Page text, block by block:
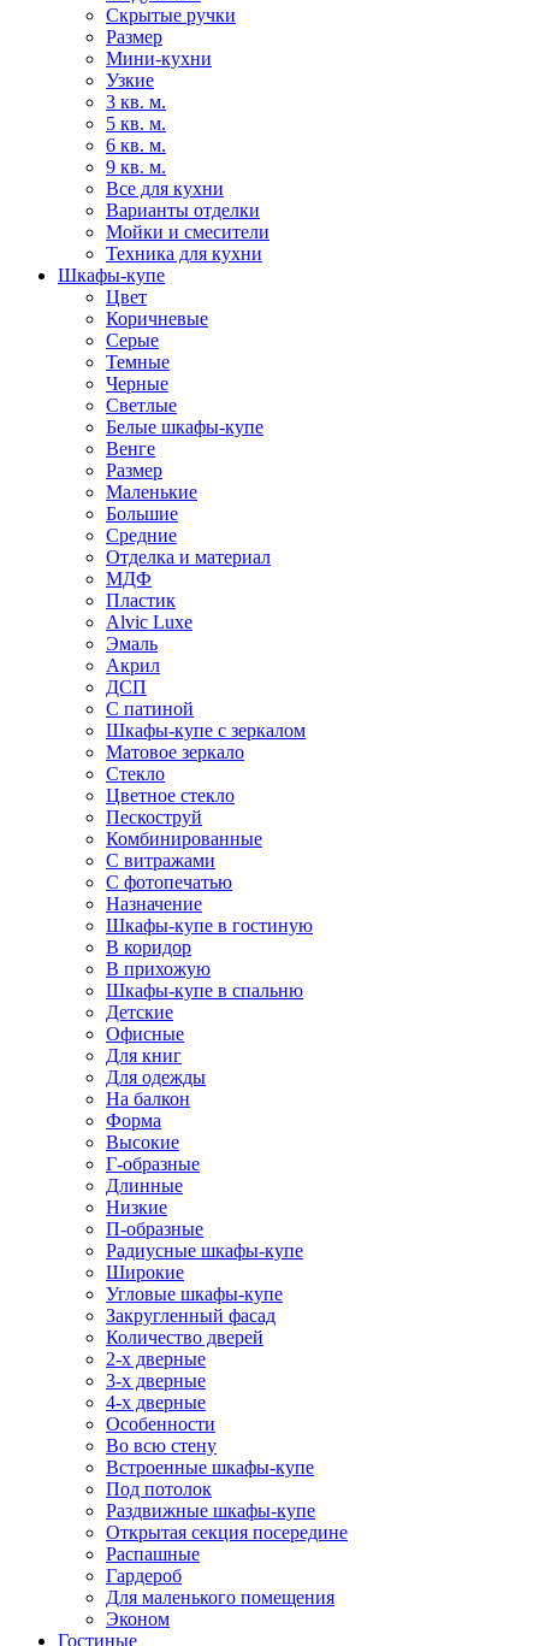
Скрытые ручки
Размер
Мини-кухни
Узкие
3 кв. м.
5 кв. м.
6 кв. м.
9 кв. м.
Все для кухни
Варианты отделки
Мойки и смесители
Техника для кухни
Шкафы-купе
Цвет
Коричневые
Серые
Темные
Черные
Светлые
Белые шкафы-купе
Венге
Размер
Маленькие
Большие
Средние
Отделка и материал
МДФ
Пластик
Alvic Luxe
Эмаль
Акрил
ДСП
С патиной
Шкафы-купе с зеркалом
Матовое зеркало
Стекло
Цветное стекло
Пескоструй
Комбинированные
С витражами
С фотопечатью
Назначение
Шкафы-купе в гостиную
В коридор
В прихожую
Шкафы-купе в спальню
Детские
Офисные
Для книг
Для одежды
На балкон
Форма
Высокие
Г-образные
Длинные
Низкие
П-образные
Радиусные шкафы-купе
Широкие
Угловые шкафы-купе
Закругленный фасад
Количество дверей
2-х дверные
3-х дверные
4-х дверные
Особенности
Во всю стену
Встроенные шкафы-купе
Под потолок
Раздвижные шкафы-купе
Открытая секция посередине
Распашные
Гардероб
Для маленького помещения
Эконом
Гостиные